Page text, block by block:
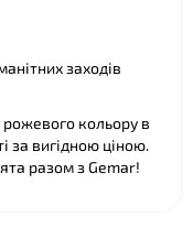
заходів
кольору в
за вигідною ціною.
разом з Gemar!
❤